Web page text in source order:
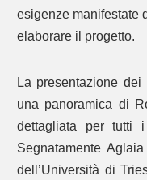
esigenze manifestate
elaborare il progetto.
La presentazione dei
una panoramica di
dettagliata per
Segnatamente
dell’Università di